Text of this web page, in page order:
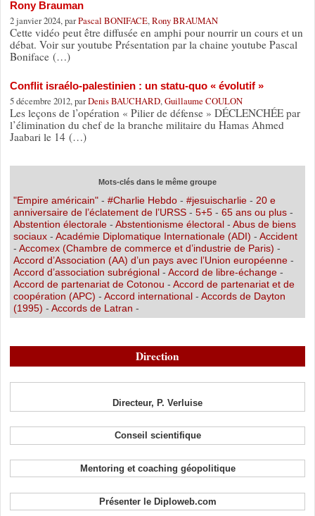
Rony Brauman
2 janvier 2024, parPascal BONIFACE, Rony BRAUMAN
Cette vidéo peut être diffusée en amphi pour nourrir un cours et un
débat. Voir sur youtube Présentation par la chaine youtube Pascal
Boniface (…)
Conflit israélo-palestinien : un statu-quo « évolutif »
5 décembre 2012, parDenis BAUCHARD, Guillaume COULON
Les leçons de l’opération « Pilier de défense » DÉCLENCHÉE par
l’élimination du chef de la branche militaire du Hamas Ahmed
Jaabari le 14 (…)
Mots-clés dans le même groupe
"Empire américain"- #Charlie Hebdo- #jesuischarlie- 20 e
anniversaire de l’éclatement de l’URSS- 5+5- 65 ans ou plus-
Abstention électorale- Abstentionisme électoral- Abus de biens
sociaux- Académie Diplomatique Internationale (ADI) - Accident
- Accomex (Chambre de commerce et d’industrie de Paris) -
Accord d’Association (AA) d’un pays avec l’Union européenne-
Accord d’association subrégional- Accord de libre-échange-
Accord de partenariat de Cotonou - Accord de partenariat et de
coopération (APC) - Accord international- Accords de Dayton
(1995) - Accords de Latran -
Direction
Directeur, P. Verluise
Conseil scientifique
Mentoring et coaching géopolitique
Présenter le Diploweb.com